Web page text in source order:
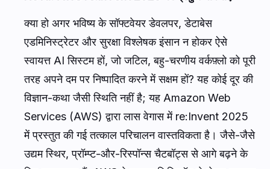
क्या हो अगर भविष्य के सॉफ्टवेयर डेवलपर, डेटाबेस
एडमिनिस्ट्रेटर और सुरक्षा विश्लेषक इंसान न होकर ऐसे
स्वायत्त AI सिस्टम हों, जो जटिल, बहु-चरणीय वर्कफ़्लो को पूरी
तरह अपने दम पर निष्पादित करने में सक्षम हों? यह कोई दूर की
विज्ञान-कथा जैसी स्थिति नहीं है; यह Amazon Web
Services (AWS) द्वारा लास वेगास में re:Invent 2025
में प्रस्तुत की गई तत्काल परिचालन वास्तविकता है। जैसे-जैसे
उद्यम स्थिर, प्रॉम्प्ट-और-रिस्पॉन्स चैटबॉट्स से आगे बढ़ने के